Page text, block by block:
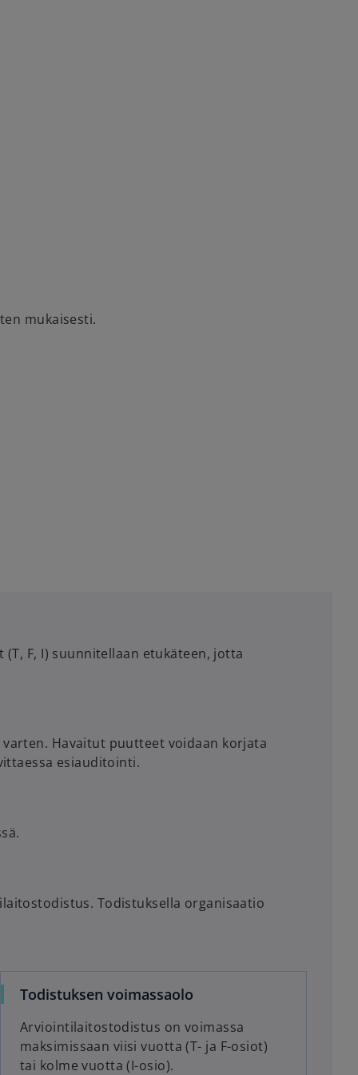
mukaisesti.
F, I) suunnitellaan etukäteen, jotta
Havaitut puutteet voidaan korjata
esiauditointi.
Todistuksella organisaatio
Todistuksen voimassaolo
Arviointilaitostodistus on voimassa
maksimissaan viisi vuotta (T- ja F-osiot)
tai kolme vuotta (I-osio).